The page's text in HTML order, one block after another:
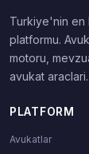
Turkiye'nin en
platformu.
motoru,
avukat araclari.
PLATFORM
Avukatlar